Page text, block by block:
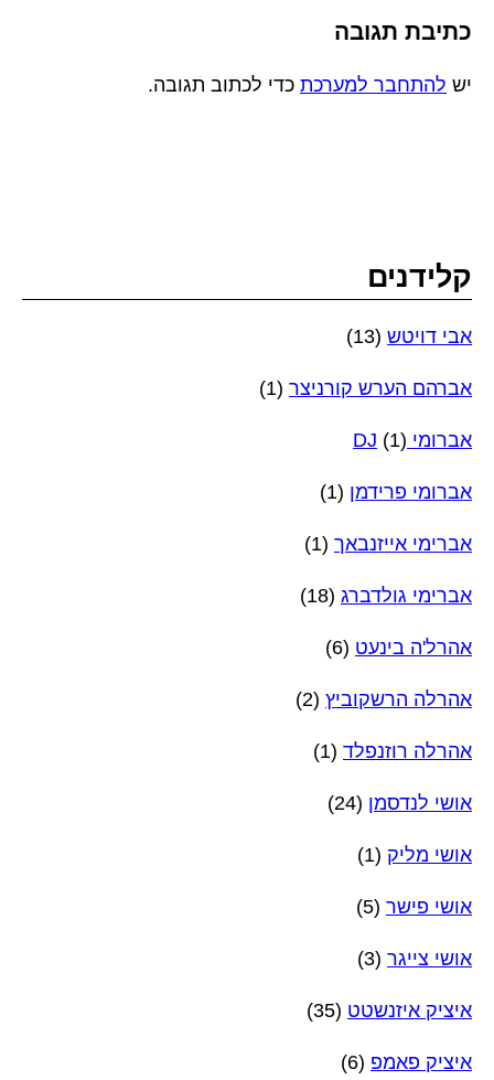
כתיבת תגובה
יש להתחבר למערכת כדי לכתוב תגובה.
קלידנים
אבי דויטש (13)
אברהם הערש קורניצר (1)
אברומי DJ (1)
אברומי פרידמן (1)
אברימי אייזנבאך (1)
אברימי גולדברג (18)
אהרל'ה בינעט (6)
אהרלה הרשקוביץ (2)
אהרלה רוזנפלד (1)
אושי לנדסמן (24)
אושי מליק (1)
אושי פישר (5)
אושי צייגר (3)
איציק איזנשטט (35)
איציק פאמפ (6)